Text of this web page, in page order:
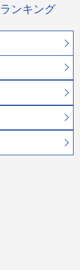
ンキング